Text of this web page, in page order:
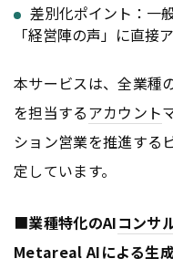
差別化ポイント：一
「経営陣の声」に直接
本サービスは、全業種
を担当するアカウント
ション営業を推進する
定しています。
■業種特化のAIコンサ
Metareal AIによる生